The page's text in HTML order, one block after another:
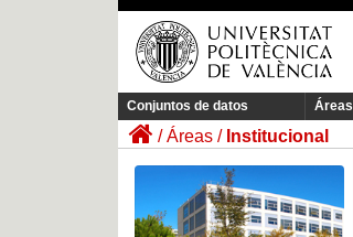
Conjuntos de datos Áreas
Áreas Institucional